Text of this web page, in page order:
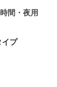
間・夜用
イプ